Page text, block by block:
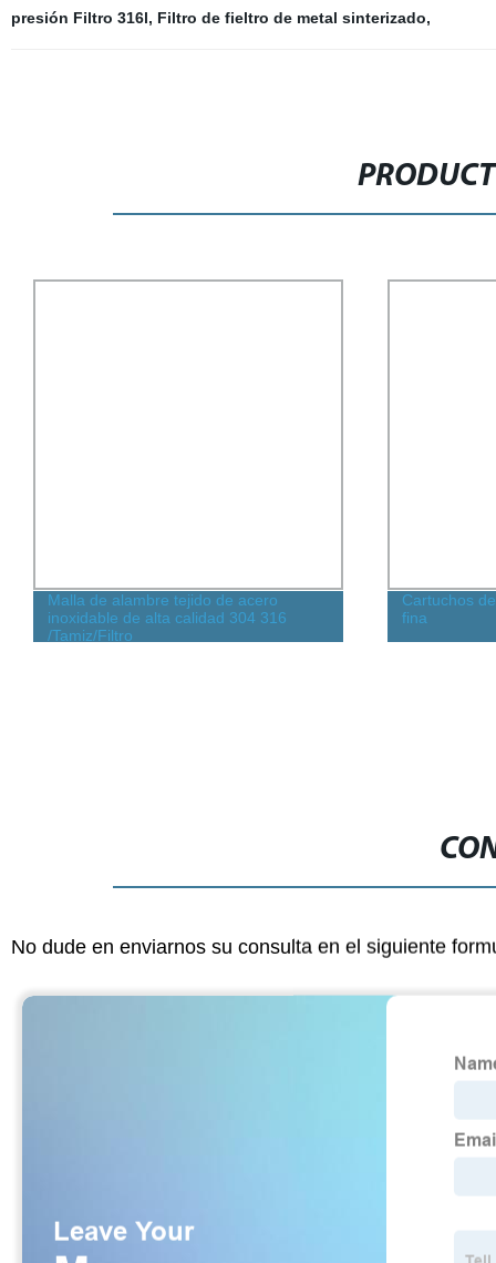
presión Filtro 316l, Filtro de fieltro de metal sinterizado,
Malla de alambre tejido de acero
inoxidable de alta calidad 304 316
/Tamiz/Filtro
Cartuchos
fina
No dude en enviarnos su consulta en el siguiente